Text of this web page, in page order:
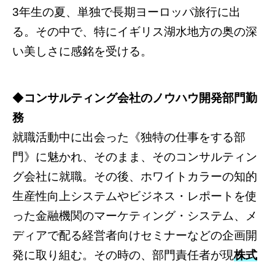
3年生の夏、単独で長期ヨーロッパ旅行に出
る。その中で、特にイギリス湖水地方の奥の深
い美しさに感銘を受ける。
◆コンサルティング会社のノウハウ開発部門勤
務
就職活動中に出会った《独特の仕事をする部
門》に魅かれ、そのまま、そのコンサルティン
グ会社に就職。その後、ホワイトカラーの知的
生産性向上システムやビジネス・レポートを使
った金融機関のマーケティング・システム、メ
ディアで配る経営者向けセミナーなどの企画開
発に取り組む。その時の、部門責任者が現株式